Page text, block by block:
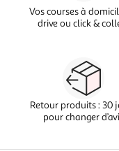
Vos courses à
drive ou click &
Retour produits : 30
pour changer